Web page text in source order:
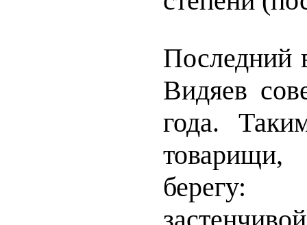
Последний
Видяев
года.
берегу: